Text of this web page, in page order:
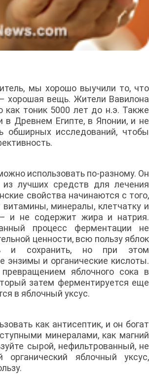
мы хорошо выучили то, что
хорошая вещь. Жители Вавилона
как тоник 5000 лет до н.э. Также
в Древнем Египте, в Японии, и не
обширных исследований, чтобы
использовать по-разному. Он
лучших средств для лечения
свойства начинаются с того,
минералы, клетчатку и
и не содержит жира и натрия.
процесс ферментации не
ценности, всю пользу яблок
и сохранить, но при этом
энзимы и органические кислоты.
яблочного сока в
затем ферментируется еще
в яблочный уксус.
как антисептик, и он богат
минералами, как магний
сырой, нефильтрованный, не
органический яблочный уксус,